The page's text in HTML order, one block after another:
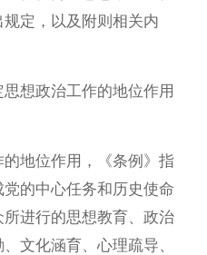
定，以及附则相关内
想政治工作的地位作用
地位作用，《条例》指
的中心任务和历史使命
进行的思想教育、政治
文化涵育、心理疏导、